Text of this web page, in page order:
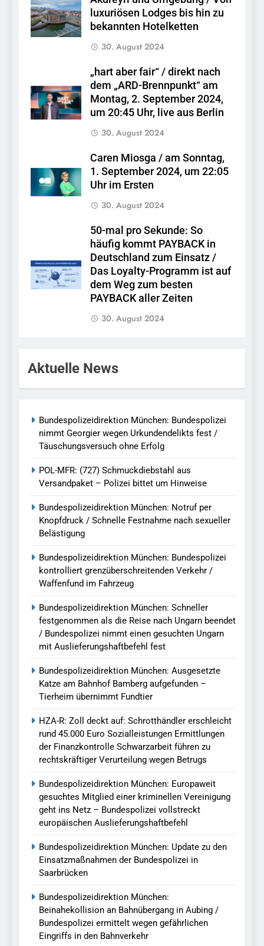
luxuriösen Lodges bis hin zu
bekannten Hotelketten
30. August 2024
„hart aber fair“ / direkt nach
dem „ARD-Brennpunkt“ am
Montag, 2. September 2024,
um 20:45 Uhr, live aus Berlin
30. August 2024
Caren Miosga / am Sonntag,
1. September 2024, um 22:05
Uhr im Ersten
30. August 2024
50-mal pro Sekunde: So
häufig kommt PAYBACK in
Deutschland zum Einsatz /
Das Loyalty-Programm ist auf
dem Weg zum besten
PAYBACK aller Zeiten
30. August 2024
Aktuelle News
Bundespolizeidirektion München: Bundespolizei
nimmt Georgier wegen Urkundendelikts fest /
Täuschungsversuch ohne Erfolg
POL-MFR: (727) Schmuckdiebstahl aus
Versandpaket – Polizei bittet um Hinweise
Bundespolizeidirektion München: Notruf per
Knopfdruck / Schnelle Festnahme nach sexueller
Belästigung
Bundespolizeidirektion München: Bundespolizei
kontrolliert grenzüberschreitenden Verkehr /
Waffenfund im Fahrzeug
Bundespolizeidirektion München: Schneller
festgenommen als die Reise nach Ungarn beendet
/ Bundespolizei nimmt einen gesuchten Ungarn
mit Auslieferungshaftbefehl fest
Bundespolizeidirektion München: Ausgesetzte
Katze am Bahnhof Bamberg aufgefunden –
Tierheim übernimmt Fundtier
HZA-R: Zoll deckt auf: Schrotthändler erschleicht
rund 45.000 Euro Sozialleistungen Ermittlungen
der Finanzkontrolle Schwarzarbeit führen zu
rechtskräftiger Verurteilung wegen Betrugs
Bundespolizeidirektion München: Europaweit
gesuchtes Mitglied einer kriminellen Vereinigung
geht ins Netz – Bundespolizei vollstreckt
europäischen Auslieferungshaftbefehl
Bundespolizeidirektion München: Update zu den
Einsatzmaßnahmen der Bundespolizei in
Saarbrücken
Bundespolizeidirektion München:
Beinahekollision an Bahnübergang in Aubing /
Bundespolizei ermittelt wegen gefährlichen
Eingriffs in den Bahnverkehr